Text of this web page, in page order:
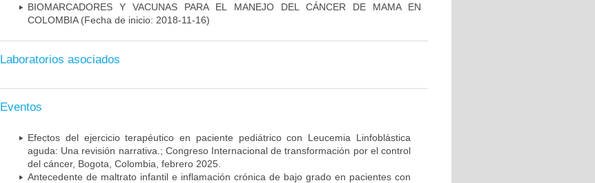
BIOMARCADORES Y VACUNAS PARA EL MANEJO DEL CÁNCER DE MAMA EN
COLOMBIA(Fecha de inicio: 2018-11-16)
Laboratorios asociados
Eventos
Efectos del ejercicio terapéutico en paciente pediátrico con Leucemia Linfoblástica
aguda: Una revisión narrativa.; Congreso Internacional de transformación por el control
del cáncer, Bogota, Colombia, febrero 2025.
Antecedente de maltrato infantil e inflamación crónica de bajo grado en pacientes con